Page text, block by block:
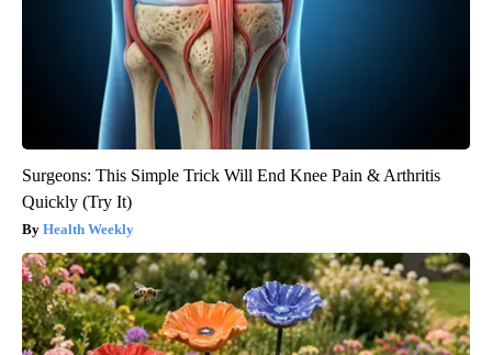
Surgeons: This Simple Trick Will End Knee Pain & Arthritis
Quickly (Try It)
Health Weekly